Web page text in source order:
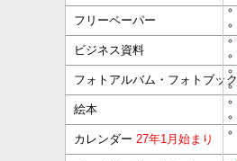
フリーペーパー
ビジネス資料
フォトアルバム・フォトブック
絵本
カレンダー 27年1月始まり